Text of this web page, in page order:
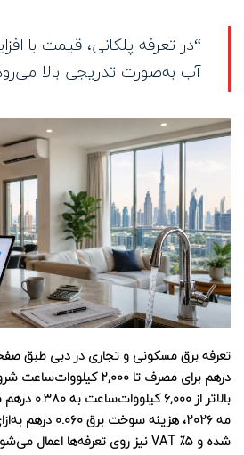
“در تعرفه پلکانی، قیمت با
آب به‌صورت تدریجی بالا
درهم برای مصرف تا ۲,۰۰۰
بالاتر از
مه ۲۰۲۶، هزینه
شده و ۵٪ VAT نیز روی تعرفه‌ها اعمال می‌شود.